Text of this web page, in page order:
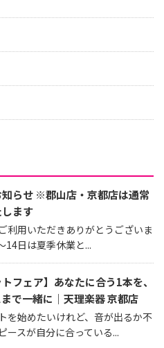
らせ ※郡山店・京都店は通常
ます
利用いただきありがとうございま
14日は夏季休業と...
トフェア】あなたに合う1本を、
で一緒に｜天理楽器 京都店
を始めたいけれど、音が出るか不
ースが自分に合っている...